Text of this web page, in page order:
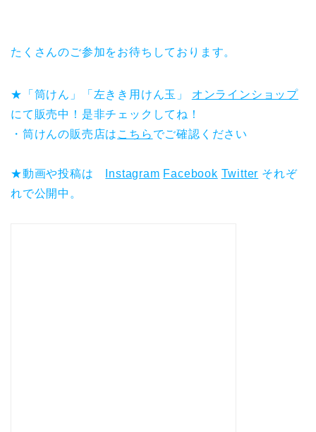
たくさんのご参加をお待ちしております。
★「筒けん」「左きき用けん玉」 オンラインショップ
にて販売中！是非チェックしてね！
・筒けんの販売店は こちら でご確認ください
★動画や投稿は Instagram Facebook Twitter それぞ
れで公開中。